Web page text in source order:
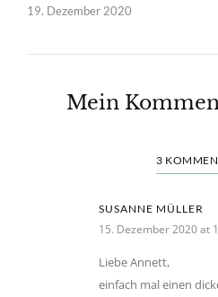
19. Dezember 2020
Mein
3
SUSANNE MÜLLER
15. Dezember 2020 at
Liebe Annett,
einfach mal einen